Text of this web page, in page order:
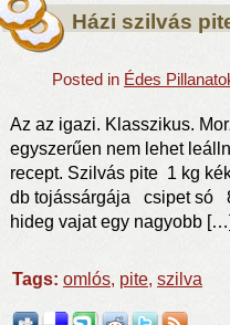
városnyi élmény
Házi szilvás
Posted in Édes
Az az igazi. Klasszikus.
egyszerűen nem lehet
recept. Szilvás pite 1 kg
db tojássárgája csipet
hideg vajat egy nagyobb
Tags: omlós, pite, szilva